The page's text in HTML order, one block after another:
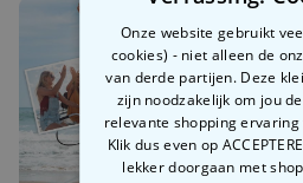
Onze website gebruikt
cookies) - niet alleen de
van derde partijen. Deze
zijn noodzakelijk om jou
relevante shopping
Klik dus even op
lekker doorgaan met